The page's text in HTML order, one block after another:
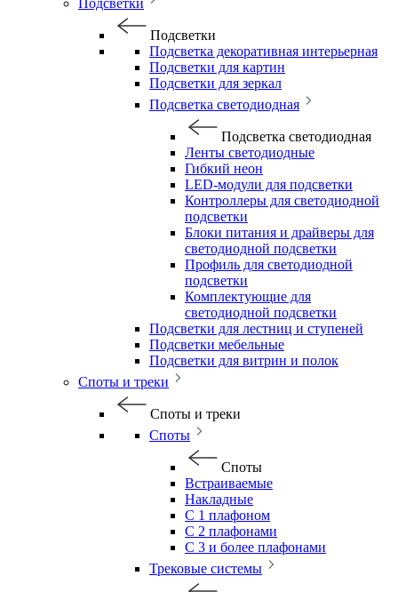
Подсветки
Подсветки
Подсветка декоративная интерьерная
Подсветки для картин
Подсветки для зеркал
Подсветка светодиодная
Подсветка светодиодная
Ленты светодиодные
Гибкий неон
LED-модули для подсветки
Контроллеры для светодиодной
подсветки
Блоки питания и драйверы для
светодиодной подсветки
Профиль для светодиодной
подсветки
Комплектующие для
светодиодной подсветки
Подсветки для лестниц и ступеней
Подсветки мебельные
Подсветки для витрин и полок
Споты и треки
Споты и треки
Споты
Споты
Встраиваемые
Накладные
С 1 плафоном
С 2 плафонами
С 3 и более плафонами
Трековые системы